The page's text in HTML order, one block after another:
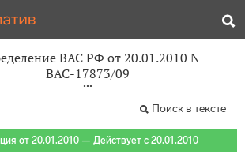
ВАС РФ от 20.01.2010 N
ВАС-17873/09
Поиск в тексте
от 20.01.2010 — Действует с 20.01.2010